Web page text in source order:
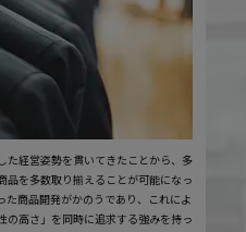
た経営姿勢を貫いてきたことから、多
品を多数取り揃えることが可能になっ
た商品開発がかのうであり、これによ
の高さ」を同時に追求する強みを持っ